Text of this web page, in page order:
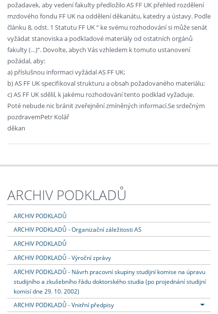
požadavek, aby vedení fakulty předložilo AS FF UK přehled rozdělení
mzdového fondu FF UK na oddělení děkanátu, katedry a ústavy. Podle
článku 8, odst. 1 Statutu FF UK “ ke svému rozhodování si může senát
vyžádat stanoviska a podkladové materiály od ostatních orgánů
fakulty (…)“. Dovolte, abych Vás vzhledem k tomuto ustanovení
požádal, aby:
a) příslušnou informaci vyžádal AS FF UK;
b) AS FF UK specifikoval strukturu a obsah požadovaného materiálu;
c) AS FF UK sdělil, k jakému rozhodování tento podklad vyžaduje.
Poté nebude nic bránit zveřejnění zmíněných informací.Se srdečným
pozdravemPetr Kolář
děkan
ARCHIV PODKLADŮ
ARCHIV PODKLADŮ
ARCHIV PODKLADŮ - Organizační záležitosti AS
ARCHIV PODKLADŮ
ARCHIV PODKLADŮ - Výroční zprávy
ARCHIV PODKLADŮ - Návrh pracovní skupiny studijní komise na úpravu
studijního a zkušebního řádu doktorského studia (po projednání studijní
komisí dne 29. 10. 2002)
ARCHIV PODKLADŮ - Vnitřní předpisy